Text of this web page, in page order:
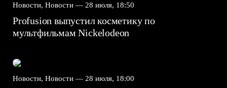
Новости, Новости — 28 июля, 18:50
Profusion выпустил косметику по
мультфильмам Nickelodeon
Новости, Новости — 28 июля, 18:00